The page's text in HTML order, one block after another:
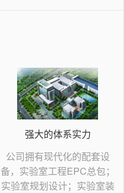
强大的体系实力
公司拥有现代化的配套设
备，实验室工程EPC总包；
实验室规划设计；实验室装